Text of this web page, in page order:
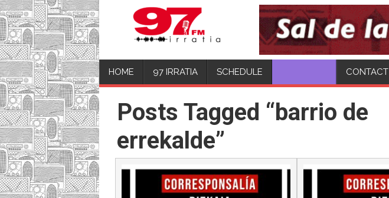
HOME 97 IRRATIA SCHEDULE CONTACT
Posts Tagged “barrio de
errekalde”